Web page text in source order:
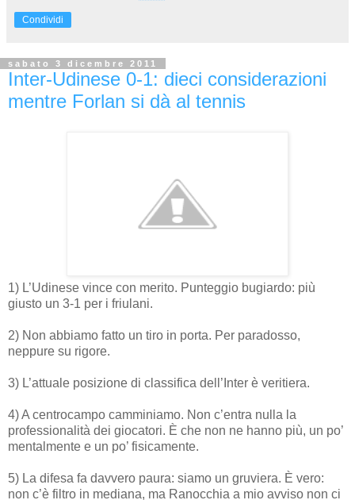
Condividi
sabato 3 dicembre 2011
Inter-Udinese 0-1: dieci considerazioni
mentre Forlan si dà al tennis
1) L’Udinese vince con merito. Punteggio bugiardo: più
giusto un 3-1 per i friulani.
2) Non abbiamo fatto un tiro in porta. Per paradosso,
neppure su rigore.
3) L’attuale posizione di classifica dell’Inter è veritiera.
4) A centrocampo camminiamo. Non c’entra nulla la
professionalità dei giocatori. È che non ne hanno più, un po’
mentalmente e un po’ fisicamente.
5) La difesa fa davvero paura: siamo un gruviera. È vero:
non c’è filtro in mediana, ma Ranocchia a mio avviso non ci